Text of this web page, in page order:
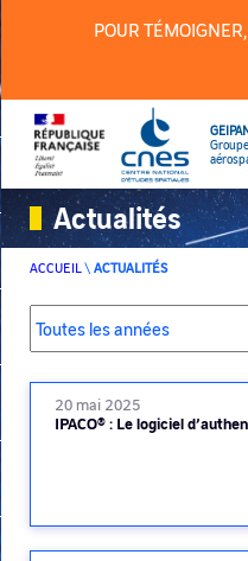
POUR
Actualités
ACCUEIL\ ACTUALITÉS
20 mai 2025
IPACO® : Le logiciel